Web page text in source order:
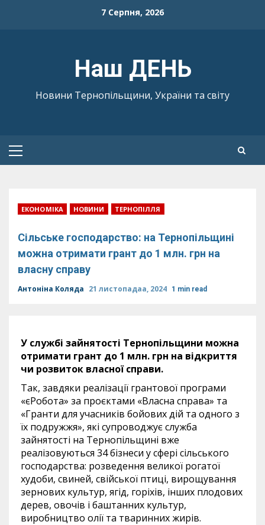
7 Серпня, 2026
Наш ДЕНЬ
Новини Тернопільщини, України та світу
Primary
ЕКОНОМІКА НОВИНИ ТЕРНОПІЛЛЯ
Сільське господарство: на Тернопільщині
можна отримати грант до 1 млн. грн на
власну справу
Антоніна Коляда 21 листопадаа, 2024 1 min read
У службі зайнятості Тернопільщини можна
отримати грант до 1 млн. грн на відкриття
чи розвиток власної справи.
Так, завдяки реалізації грантової програми
«єРобота» за проєктами «Власна справа» та
«Гранти для учасників бойових дій та одного з
їх подружжя», які супроводжує служба
зайнятості на Тернопільщині вже
реалізовуються 34 бізнеси у сфері сільського
господарства: розведення великої рогатої
худоби, свиней, свійської птиці, вирощування
зернових культур, ягід, горіхів, інших плодових
дерев, овочів і баштанних культур,
виробництво олії та тваринних жирів.